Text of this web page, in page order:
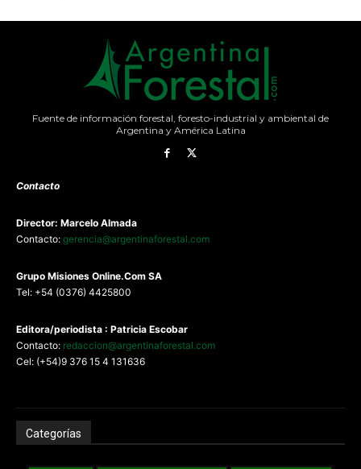
Fuente de información forestal, foresto-industrial y ambiental de
Argentina y América Latina
Contacto
Director: Marcelo Almada
Contacto: gerencia@argentinaforestal.com
Grupo Misiones Online.Com SA
Tel: +54 (0376) 4425800
Editora/periodista : Patricia Escobar
Contacto: redaccion@argentinaforestal.com
Cel: (+54)9 376 15 4 131636
Categorías